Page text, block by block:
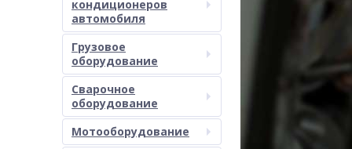
кондиционеров
автомобиля
Грузовое
оборудование
Сварочное
оборудование
Мотооборудование